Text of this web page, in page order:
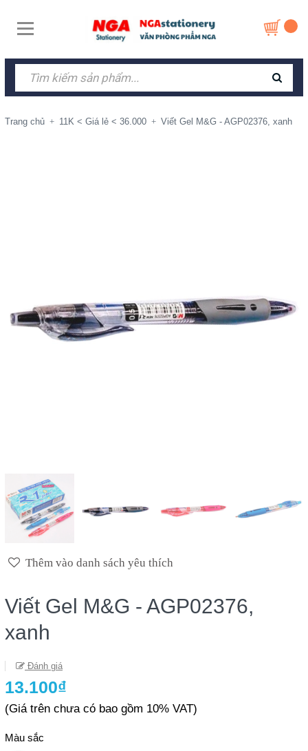
Trang chủ + 11K < Giá lẻ < 36.000 + Viết Gel M&G - AGP02376, xanh
Thêm vào danh sách yêu thích
Viết Gel M&G - AGP02376,
xanh
Đánh giá
13.100₫
(Giá trên chưa có bao gồm 10% VAT)
Màu sắc